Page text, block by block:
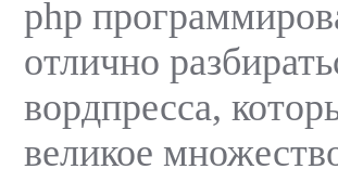
php
отлично
вордпресса,
великое